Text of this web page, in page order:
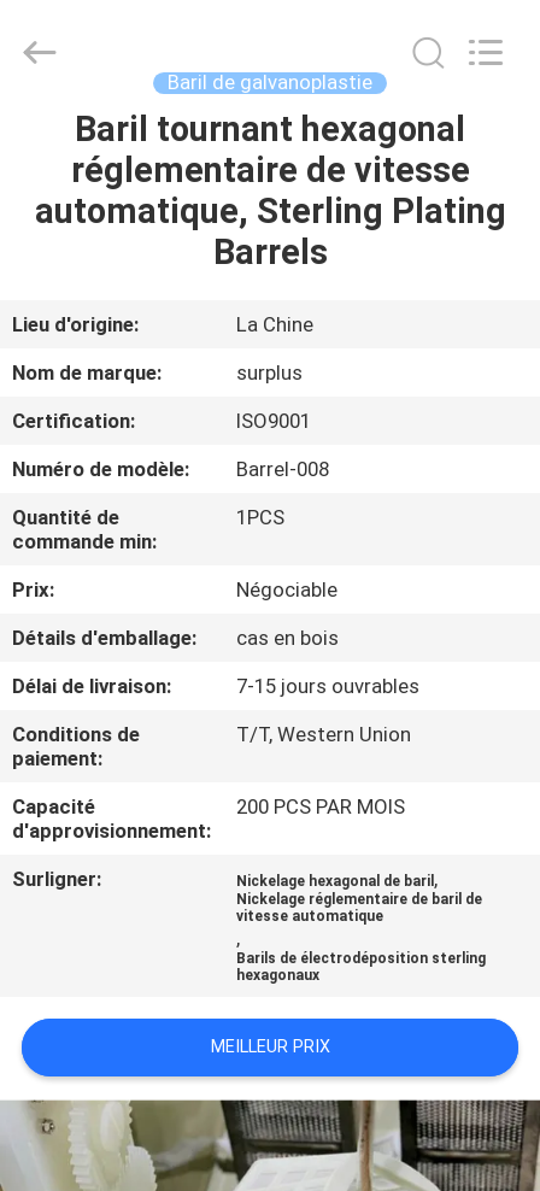
MAISON
À
PROPOS
NOUS
DE
L'USINE
CONTRÔLE
DE
LA
QUALITÉ
NOUVELLES
DEMANDEZ
UN DEVIS
Technology
Limited.
Baril de galvanoplastie
Baril tournant hexagonal
réglementaire de vitesse
automatique, Sterling Plating
Barrels
Lieu d'origine:
La Chine
Nom de marque:
surplus
Certification:
ISO9001
Numéro de modèle:
Barrel-008
Quantité de
commande min:
1PCS
Prix:
Négociable
Détails d'emballage:
cas en bois
Délai de livraison:
7-15 jours ouvrables
Conditions de
paiement:
T/T, Western Union
Capacité
d'approvisionnement:
200 PCS PAR MOIS
Surligner: Nickelage hexagonal de baril ,
Nickelage réglementaire de baril de
vitesse automatique
,
Barils de électrodéposition sterling
hexagonaux
MEILLEUR PRIX